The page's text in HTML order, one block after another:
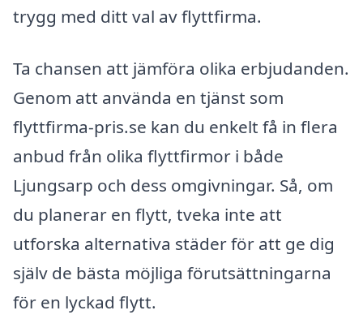
trygg med ditt val av flyttfirma.
Ta chansen att jämföra olika erbjudanden.
Genom att använda en tjänst som
flyttfirma-pris.se kan du enkelt få in flera
anbud från olika flyttfirmor i både
Ljungsarp och dess omgivningar. Så, om
du planerar en flytt, tveka inte att
utforska alternativa städer för att ge dig
själv de bästa möjliga förutsättningarna
för en lyckad flytt.